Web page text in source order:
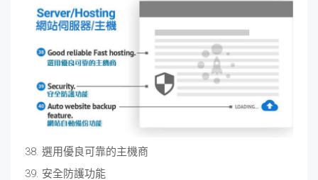
38. 選用優良可靠的主機商
39. 安全防護功能